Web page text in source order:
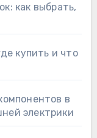
как выбрать,
купить и что
в
электрики